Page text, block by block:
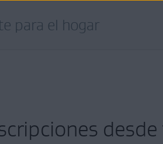
para el hogar
desde